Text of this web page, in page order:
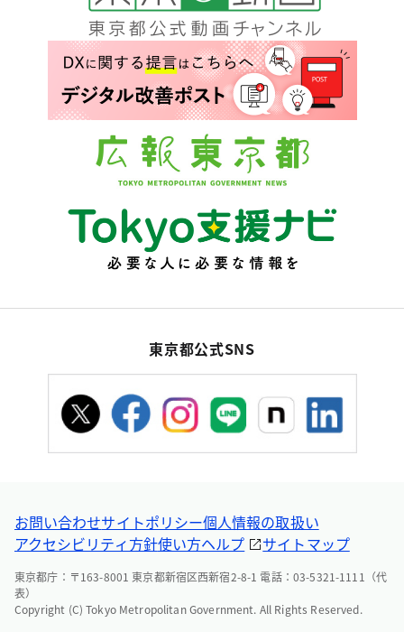
東京都公式SNS
お問い合わせサイトポリシー個人情報の取扱い
アクセシビリティ方針使い方ヘルプ サイトマップ
東京都庁：〒163-8001 東京都新宿区西新宿2-8-1 電話：03-5321-1111（代
表）
Copyright (C) Tokyo Metropolitan Government. All Rights Reserved.